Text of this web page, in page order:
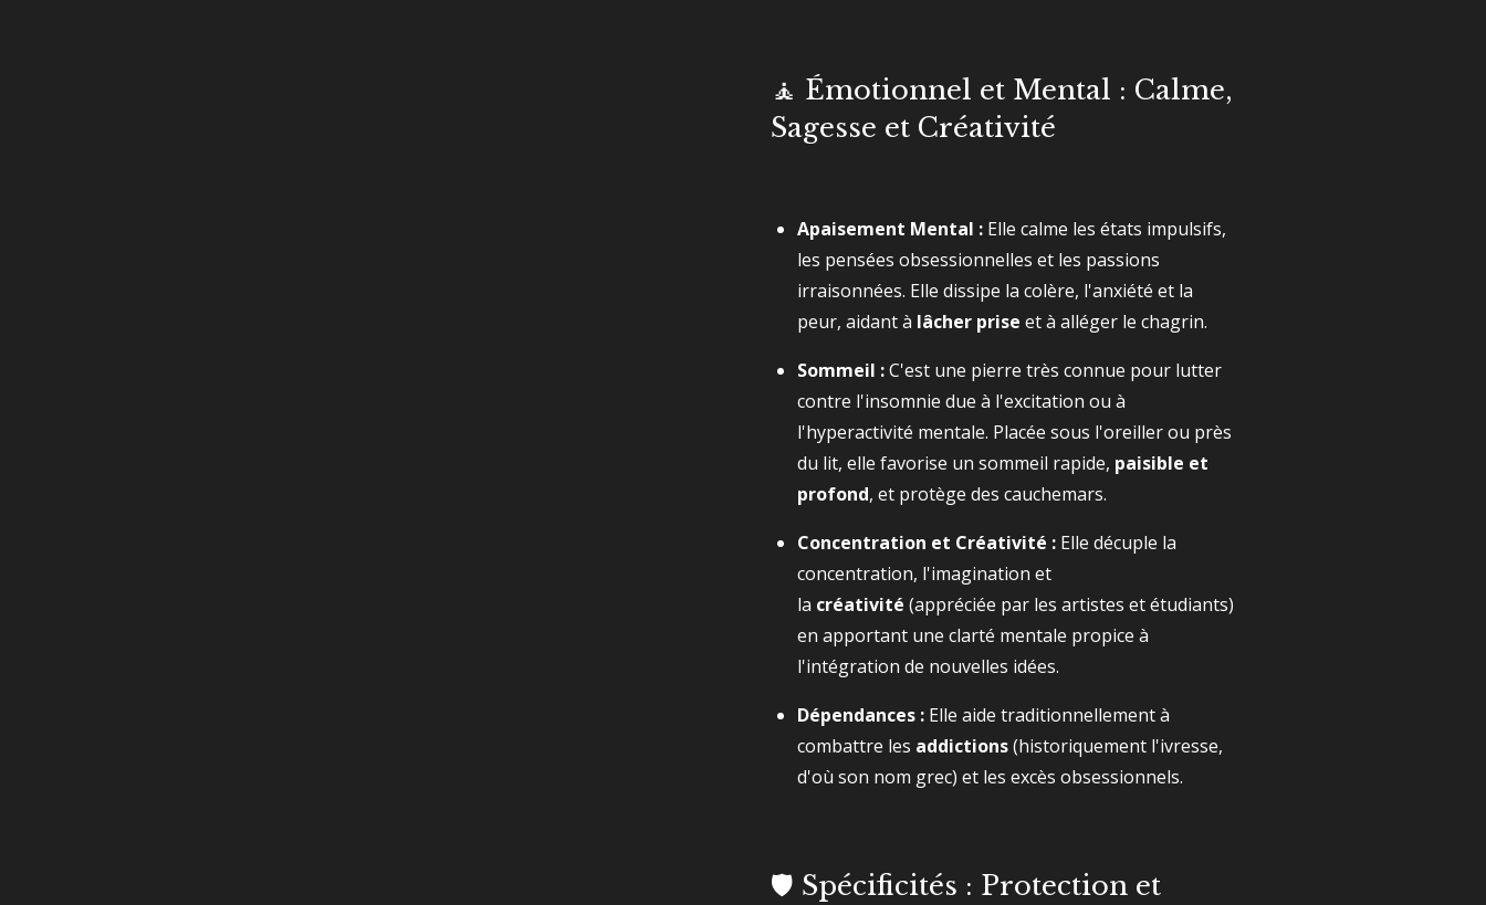
🧘 Émotionnel et Mental : Calme,
Sagesse et Créativité
Apaisement Mental : Elle calme les états impulsifs,
les pensées obsessionnelles et les passions
irraisonnées. Elle dissipe la colère, l'anxiété et la
peur, aidant à lâcher prise et à alléger le chagrin.
Sommeil :C'est une pierre très connue pour lutter
contre l'insomnie due à l'excitation ou à
l'hyperactivité mentale. Placée sous l'oreiller ou près
du lit, elle favorise un sommeil rapide, paisible et
profond, et protège des cauchemars.
Concentration et Créativité : Elle décuple la
concentration, l'imagination et
la créativité (appréciée par les artistes et étudiants)
en apportant une clarté mentale propice à
l'intégration de nouvelles idées.
Dépendances : Elle aide traditionnellement à
combattre les addictions(historiquement l'ivresse,
d'où son nom grec) et les excès obsessionnels.
🛡️ Spécificités : Protection et